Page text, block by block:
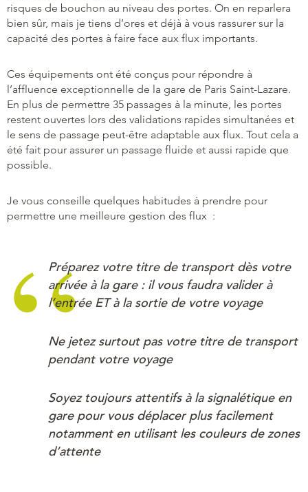
risques de bouchon au niveau des portes. On en reparlera
bien sûr, mais je tiens d’ores et déjà à vous rassurer sur la
capacité des portes à faire face aux flux importants.
Ces équipements ont été conçus pour répondre à
l’affluence exceptionnelle de la gare de Paris Saint-Lazare.
En plus de permettre 35 passages à la minute, les portes
restent ouvertes lors des validations rapides simultanées et
le sens de passage peut-être adaptable aux flux. Tout cela a
été fait pour assurer un passage fluide et aussi rapide que
possible.
Je vous conseille quelques habitudes à prendre pour
permettre une meilleure gestion des flux :
Préparez votre titre de transport dès votre
arrivée à la gare : il vous faudra valider à
l’entrée ET à la sortie de votre voyage
Ne jetez surtout pas votre titre de transport
pendant votre voyage
Soyez toujours attentifs à la signalétique en
gare pour vous déplacer plus facilement
notamment en utilisant les couleurs de zones
d’attente